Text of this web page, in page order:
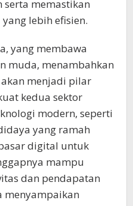
serta memastikan
lebih efisien.
yang membawa
muda, menambahkan
menjadi pilar
kedua sektor
modern, seperti
yang ramah
digital untuk
mampu
dan pendapatan
menyampaikan